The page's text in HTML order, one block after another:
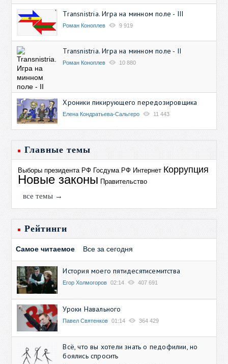
Transnistria. Игра на минном поле - III
Роман Коноплев 9 919
Transnistria. Игра на минном поле - II
Роман Коноплев 10 880
Хроники пикирующего передозировщика
Елена Кондратьева-Сальгеро 11 443
Главные темы
Выборы президента РФ Госдума РФ Интернет Коррупция
Новые законы Правительство
все темы →
Рейтинги
Самое читаемое Все за сегодня
История моего пятидесятисемитства
Егор Холмогоров 02:14 407 691
Уроки Навального
Павел Святенков 01:14 364 429
Всё, что вы хотели знать о педофилии, но
боялись спросить